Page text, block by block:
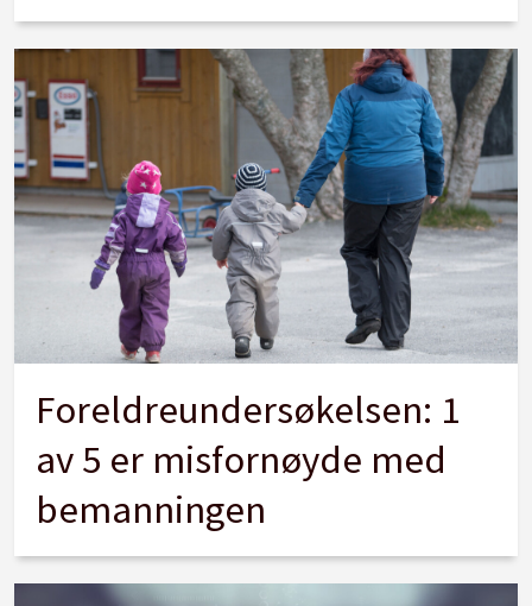
Foreldreundersøkelsen: 1
av 5 er misfornøyde med
bemanningen